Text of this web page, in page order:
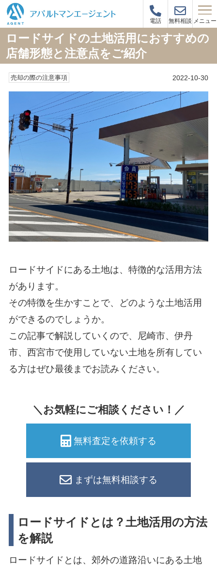
電話 無料相談 メニュー
ロードサイドの土地活用におすすめの
店舗形態と注意点をご紹介
売却の際の注意事項 2022-10-30
ロードサイドにある土地は、特徴的な活用方法
があります。
その特徴を生かすことで、どのような土地活用
ができるのでしょうか。
この記事で解説していくので、尼崎市、伊丹
市、西宮市で使用していない土地を所有してい
る方はぜひ最後までお読みください。
＼お気軽にご相談ください！／
無料査定を依頼する
まずは無料相談する
ロードサイドとは？土地活用の方法
を解説
ロードサイドとは、郊外の道路沿いにある土地